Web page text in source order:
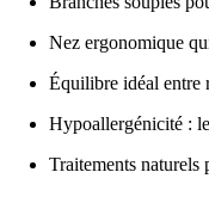
Nez ergonomique
Équilibre idéal
Hypoallergénicité :
Traitements naturels